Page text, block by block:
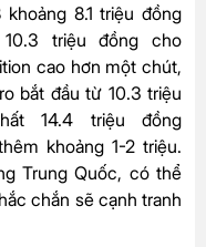
khoảng 8.1 triệu đồng
triệu đồng cho
cao hơn một chút,
bắt đầu từ 10.3 triệu
14.4 triệu đồng
khoảng 1-2 triệu.
Trung Quốc, có thể
chắn sẽ cạnh tranh